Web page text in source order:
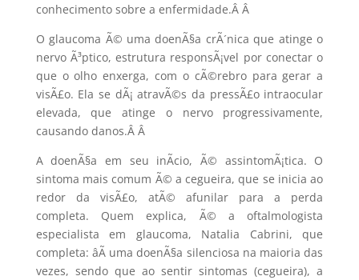
conhecimento sobre a enfermidade.Â Â
O glaucoma Ã© uma doenÃ§a crÃ´nica que atinge o
nervo Ã³ptico, estrutura responsÃ¡vel por conectar o
que o olho enxerga, com o cÃ©rebro para gerar a
visÃ£o. Ela se dÃ¡ atravÃ©s da pressÃ£o intraocular
elevada, que atinge o nervo progressivamente,
causando danos.Â Â
A doenÃ§a em seu inÃ­cio, Ã© assintomÃ¡tica. O
sintoma mais comum Ã© a cegueira, que se inicia ao
redor da visÃ£o, atÃ© afunilar para a perda
completa. Quem explica, Ã© a oftalmologista
especialista em glaucoma, Natalia Cabrini, que
completa: âÃ uma doenÃ§a silenciosa na maioria das
vezes, sendo que ao sentir sintomas (cegueira), a